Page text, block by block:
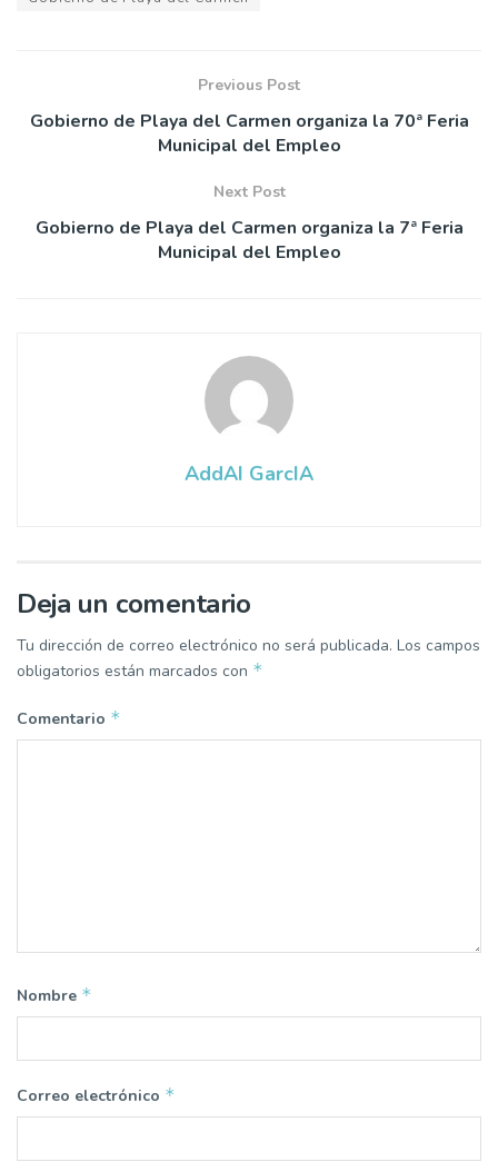
Previous Post
Gobierno de Playa del Carmen organiza la 70ª Feria
Municipal del Empleo
Next Post
Gobierno de Playa del Carmen organiza la 7ª Feria
Municipal del Empleo
AddAI GarcIA
Deja un comentario
Tu dirección de correo electrónico no será publicada. Los campos
obligatorios están marcados con *
Comentario *
Nombre *
Correo electrónico *